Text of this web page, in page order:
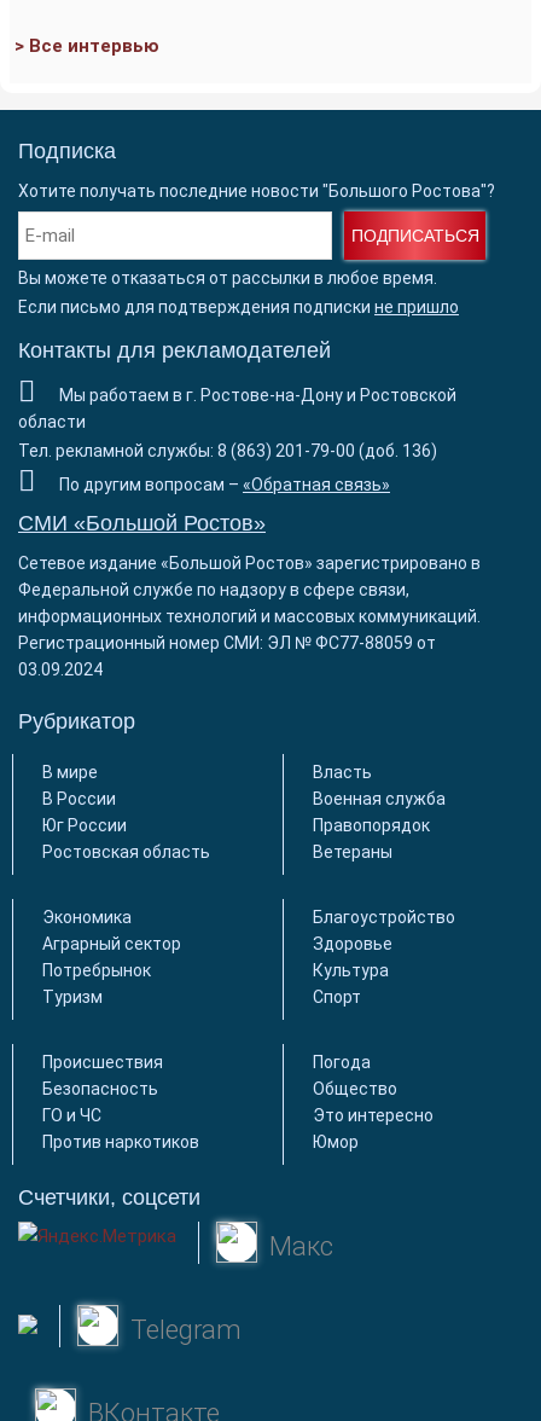
> Все интервью
Подписка
Хотите получать последние новости "Большого Ростова"?
ПОДПИСАТЬСЯ
Вы можете отказаться от рассылки в любое время.
Если письмо для подтверждения подписки не пришло
Контакты для рекламодателей
Мы работаем в г. Ростове-на-Дону и Ростовской
области
Тел. рекламной службы: 8 (863) 201-79-00 (доб. 136)
По другим вопросам – «Обратная связь»
СМИ «Большой Ростов»
Сетевое издание «Большой Ростов» зарегистрировано в
Федеральной службе по надзору в сфере связи,
информационных технологий и массовых коммуникаций.
Регистрационный номер СМИ: ЭЛ № ФС77-88059 от
03.09.2024
Рубрикатор
В мире
В России
Юг России
Ростовская область
Власть
Военная служба
Правопорядок
Ветераны
Экономика
Аграрный сектор
Потребрынок
Туризм
Благоустройство
Здоровье
Культура
Спорт
Происшествия
Безопасность
ГО и ЧС
Против наркотиков
Погода
Общество
Это интересно
Юмор
Счетчики, соцсети
Макс
Telegram
ВКонтакте